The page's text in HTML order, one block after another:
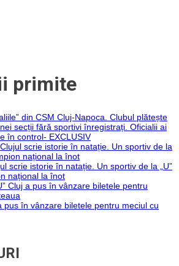
primite
din CSM Cluj-Napoca. Clubul plătește
secții fără sportivi înregistrați. Oficialii ai
în control- EXCLUSIV
Clujul scrie istorie în natație. Un sportiv de la
național la înot
scrie istorie în natație. Un sportiv de la „U”
național la înot
Cluj a pus în vânzare biletele pentru
a pus în vânzare biletele pentru meciul cu